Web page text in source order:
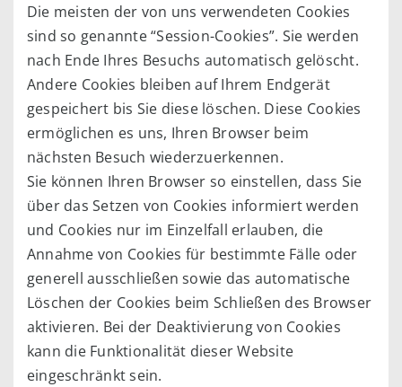
Die meisten der von uns verwendeten Cookies
sind so genannte “Session-Cookies”. Sie werden
nach Ende Ihres Besuchs automatisch gelöscht.
Andere Cookies bleiben auf Ihrem Endgerät
gespeichert bis Sie diese löschen. Diese Cookies
ermöglichen es uns, Ihren Browser beim
nächsten Besuch wiederzuerkennen.
Sie können Ihren Browser so einstellen, dass Sie
über das Setzen von Cookies informiert werden
und Cookies nur im Einzelfall erlauben, die
Annahme von Cookies für bestimmte Fälle oder
generell ausschließen sowie das automatische
Löschen der Cookies beim Schließen des Browser
aktivieren. Bei der Deaktivierung von Cookies
kann die Funktionalität dieser Website
eingeschränkt sein.